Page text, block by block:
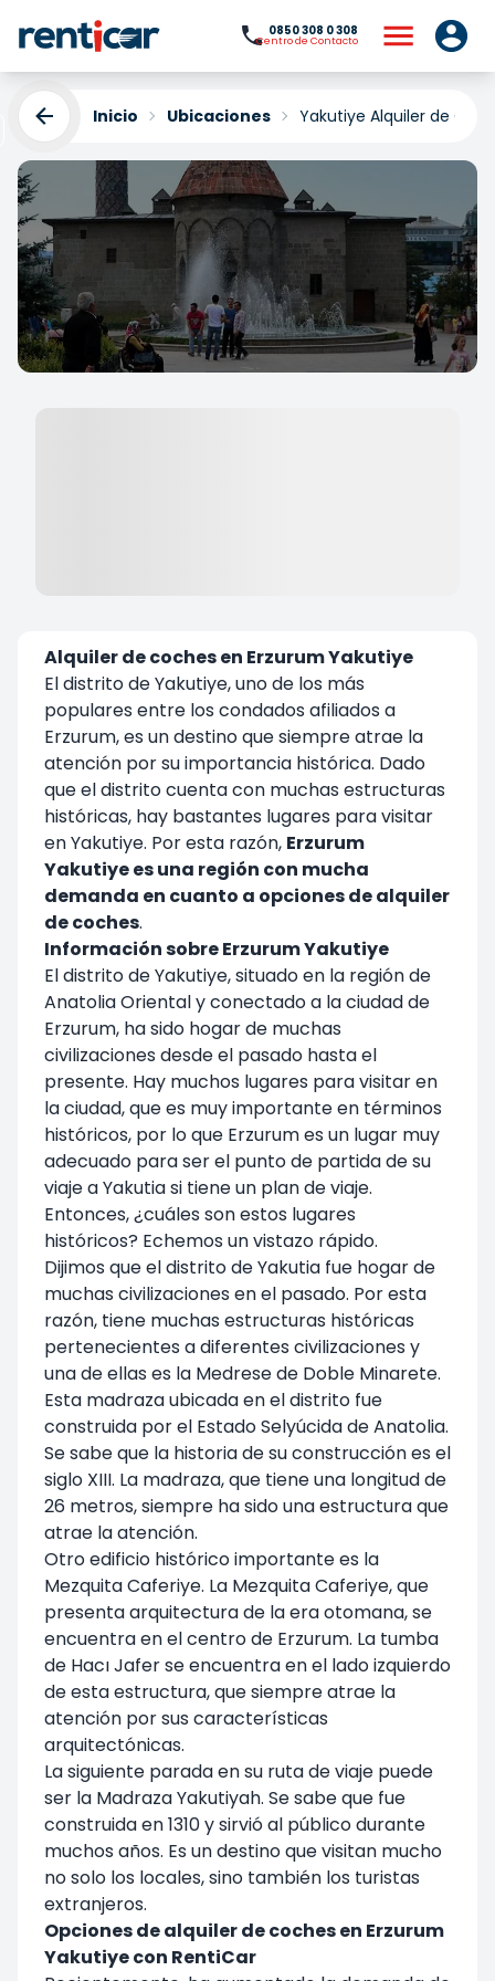
0850 308 0 308
Centro de Contacto
Inicio Ubicaciones Yakutiye Alquiler de
Yakutiye Alquiler de
Alquiler de coches en Erzurum Yakutiye
El distrito de Yakutiye, uno de los más
populares entre los condados afiliados a
Erzurum, es un destino que siempre atrae la
atención por su importancia histórica. Dado
que el distrito cuenta con muchas estructuras
históricas, hay bastantes lugares para visitar
en Yakutiye. Por esta razón, Erzurum
Yakutiye es una región con mucha
demanda en cuanto a opciones de alquiler
de coches.
Información sobre Erzurum Yakutiye
El distrito de Yakutiye, situado en la región de
Anatolia Oriental y conectado a la ciudad de
Erzurum, ha sido hogar de muchas
civilizaciones desde el pasado hasta el
presente. Hay muchos lugares para visitar en
la ciudad, que es muy importante en términos
históricos, por lo que Erzurum es un lugar muy
adecuado para ser el punto de partida de su
viaje a Yakutia si tiene un plan de viaje.
Entonces, ¿cuáles son estos lugares
históricos? Echemos un vistazo rápido.
Dijimos que el distrito de Yakutia fue hogar de
muchas civilizaciones en el pasado. Por esta
razón, tiene muchas estructuras históricas
pertenecientes a diferentes civilizaciones y
una de ellas es la Medrese de Doble Minarete.
Esta madraza ubicada en el distrito fue
construida por el Estado Selyúcida de Anatolia.
Se sabe que la historia de su construcción es el
siglo XIII. La madraza, que tiene una longitud de
26 metros, siempre ha sido una estructura que
atrae la atención.
Otro edificio histórico importante es la
Mezquita Caferiye. La Mezquita Caferiye, que
presenta arquitectura de la era otomana, se
encuentra en el centro de Erzurum. La tumba
de Hacı Jafer se encuentra en el lado izquierdo
de esta estructura, que siempre atrae la
atención por sus características
arquitectónicas.
La siguiente parada en su ruta de viaje puede
ser la Madraza Yakutiyah. Se sabe que fue
construida en 1310 y sirvió al público durante
muchos años. Es un destino que visitan mucho
no solo los locales, sino también los turistas
extranjeros.
Opciones de alquiler de coches en Erzurum
Yakutiye con RentiCar